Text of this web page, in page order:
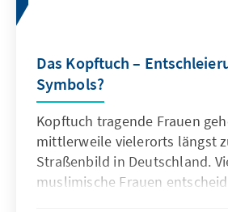
Das Kopftuch –
Symbols?
Kopftuch tragende Frauen
mittlerweile vielerorts längst
Straßenbild in Deutschland.
muslimische Frauen